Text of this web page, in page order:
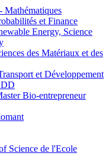
et Finance
Energy, Science
des Matériaux et des
et Développement
Bio-entrepreneur
Science de l'Ecole